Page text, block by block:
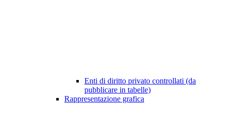
Enti di diritto privato controllati (da
pubblicare in tabelle)
Rappresentazione grafica